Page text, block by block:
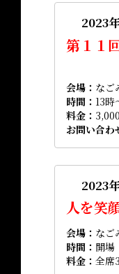
2023
第１１
会場
なご
時間
13
料金
お問い合わ
2023
人を笑
会場
なご
時間
開
料金
全席